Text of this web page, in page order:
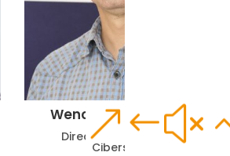
Wenceslao Palma Muñoz
Director del Diplomado en
Ciberseguridad